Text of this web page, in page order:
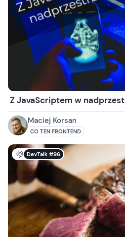
Z JavaScriptem w
Maciej Korsan
CO TEN FRONTEND
DevTalk #96